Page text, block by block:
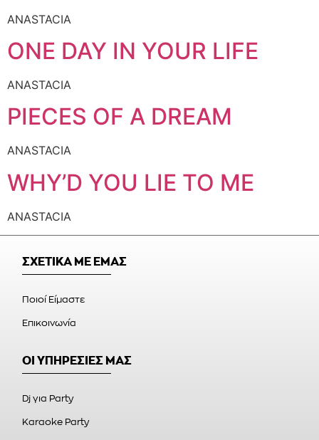
ANASTACIA
ONE DAY IN YOUR LIFE
ANASTACIA
PIECES OF A DREAM
ANASTACIA
WHY’D YOU LIE TO ME
ANASTACIA
ΣΧΕΤΙΚΑ ΜΕ ΕΜΑΣ
Ποιοί Είμαστε
Επικοινωνία
ΟΙ ΥΠΗΡΕΣΙΕΣ ΜΑΣ
Dj για Party
Karaoke Party